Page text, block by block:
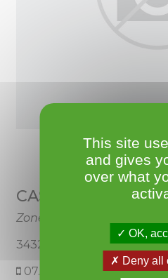
CASTILLO Sylvie
Zone commerciale Cap
34320 Roujan
07.83.99.48.21
This site
and gives
over what
OK,
Deny all